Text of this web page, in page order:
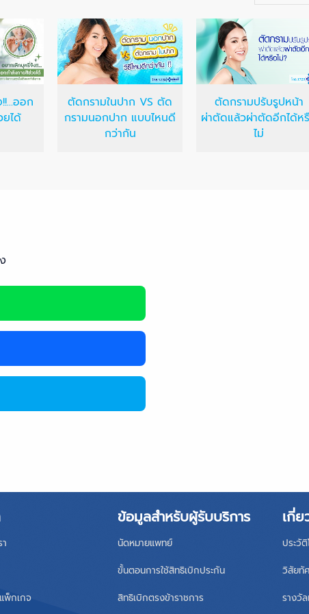
ออก
ได้
ตัดกรามในปาก VS ตัด
กรามนอกปาก แบบไหนดี
กว่ากัน
ตัดกรามปรับรูปหน้า
ผ่าตัดแล้วผ่าตัดอีกได้ห
ไม่
พ็กเกจ
ข้อมูลสำหรับผู้รับบริการ
นัดหมายแพทย์
ขั้นตอนการใช้สิทธิเบิกประกัน
สิทธิเบิกตรงข้าราชการ
เกี่ย
ประวั
วิสัยทั
รางวั